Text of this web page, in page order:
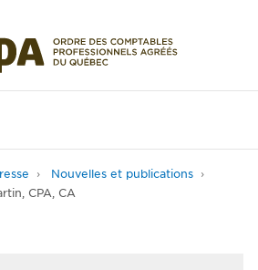
Nouvelles et publications
CPA, CA